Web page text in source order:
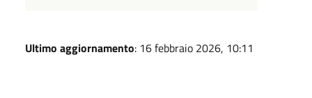
Ultimo aggiornamento: 16 febbraio 2026, 10:11